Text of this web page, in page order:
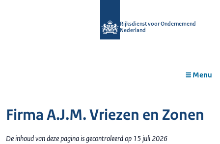
Rijksdienst voor Ondernemend
Nederland
Menu
Firma A.J.M. Vriezen en Zonen
De inhoud van deze pagina is gecontroleerd op 15 juli 2026